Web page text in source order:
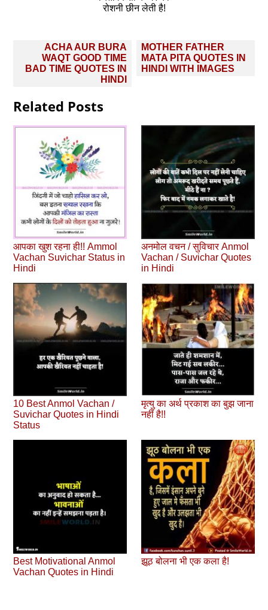
रोशनी छीन लेती है!
navigation
ACHA AUR BURA
WAQT GOOD TIME
BAD TIME QUOTES IN
HINDI
MOTHER FATHER
MATA PITA QUOTES IN
HINDI WITH IMAGES
Related Posts
आपका खुश रहना ही!! Ammol
Vachan Suvichar Status in
Hindi
अनमोल वचन / सुविचार Anmol
Vachan / Suvichar Quotes
in Hindi
10 Best Anmol Vachan /
Suvichar Quotes in Hindi
Status
मृत्यु का अर्थ प्रकाश का बुझ जाना
नहीं है!!
Best Motivational Anmol
Vachan Quotes in Hindi
झूठ बोलना भी एक कला है!